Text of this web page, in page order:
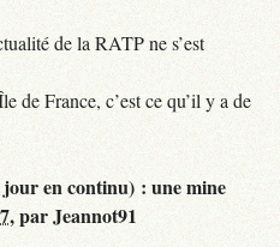
de la RATP ne s’est
de France, c’est ce qu’il y a de
en continu) : une mine
,parJeannot91